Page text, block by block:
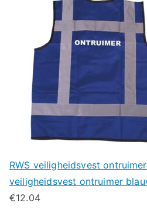
RWS veiligheidsvest
veiligheidsvest ontruimer
€12.04